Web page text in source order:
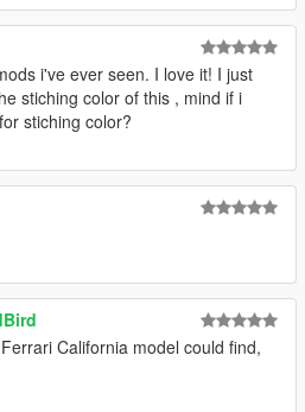
i've ever seen. I love it! I just
stiching color of this , mind if i
stiching color?
California model could find,